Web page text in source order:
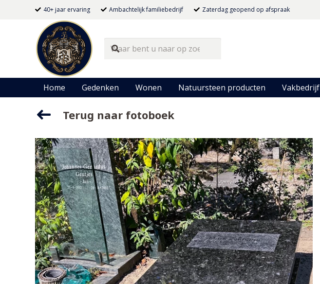
40+ jaar ervaring Ambachtelijk familiebedrijf Zaterdag geopend op afspraak
Home Gedenken Wonen Natuursteen producten Vakbedrijf
Terug naar fotoboek